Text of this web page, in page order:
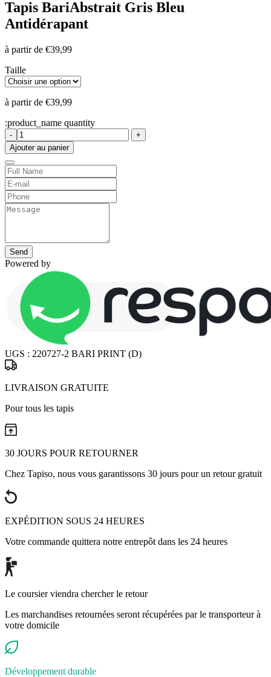
Tapis BariAbstrait Gris Bleu
Antidérapant
à partir de €39,99
Taille
à partir de €39,99
:product_name quantity
-
+
Ajouter au panier
Send
Powered by
UGS : 220727-2 BARI PRINT (D)
LIVRAISON GRATUITE
Pour tous les tapis
30 JOURS POUR RETOURNER
Chez Tapiso, nous vous garantissons 30 jours pour un retour gratuit
EXPÉDITION SOUS 24 HEURES
Votre commande quittera notre entrepôt dans les 24 heures
Le coursier viendra chercher le retour
Les marchandises retournées seront récupérées par le transporteur à
votre domicile
Développement durable